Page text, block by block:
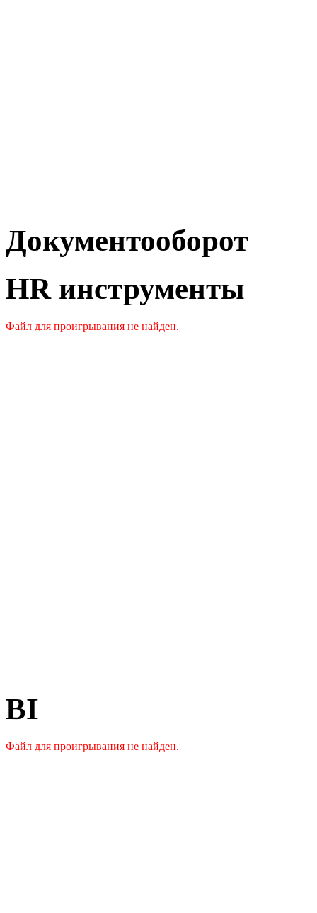
Документооборот
HR инструменты
Файл для проигрывания не найден.
BI
Файл для проигрывания не найден.